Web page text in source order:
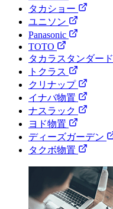
タカショー
ユニソン
Panasonic
TOTO
タカラスタンダード
トクラス
クリナップ
イナバ物置
ナスラック
ヨド物置
ディーズガーデン
タクボ物置